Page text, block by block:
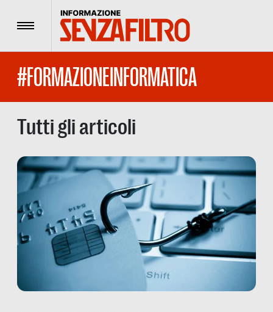
Menu
#FORMAZIONEINFORMATICA
Tutti gli articoli